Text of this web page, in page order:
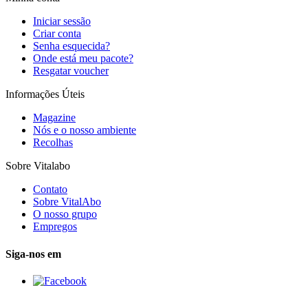
Iniciar sessão
Criar conta
Senha esquecida?
Onde está meu pacote?
Resgatar voucher
Informações Úteis
Magazine
Nós e o nosso ambiente
Recolhas
Sobre Vitalabo
Contato
Sobre VitalAbo
O nosso grupo
Empregos
Siga-nos em